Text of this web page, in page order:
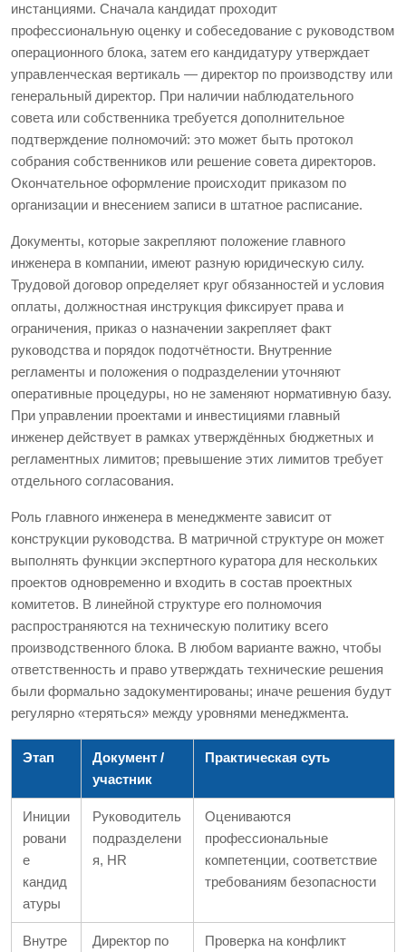
инстанциями. Сначала кандидат проходит
профессиональную оценку и собеседование с руководством
операционного блока, затем его кандидатуру утверждает
управленческая вертикаль — директор по производству или
генеральный директор. При наличии наблюдательного
совета или собственника требуется дополнительное
подтверждение полномочий: это может быть протокол
собрания собственников или решение совета директоров.
Окончательное оформление происходит приказом по
организации и внесением записи в штатное расписание.
Документы, которые закрепляют положение главного
инженера в компании, имеют разную юридическую силу.
Трудовой договор определяет круг обязанностей и условия
оплаты, должностная инструкция фиксирует права и
ограничения, приказ о назначении закрепляет факт
руководства и порядок подотчётности. Внутренние
регламенты и положения о подразделении уточняют
оперативные процедуры, но не заменяют нормативную базу.
При управлении проектами и инвестициями главный
инженер действует в рамках утверждённых бюджетных и
регламентных лимитов; превышение этих лимитов требует
отдельного согласования.
Роль главного инженера в менеджменте зависит от
конструкции руководства. В матричной структуре он может
выполнять функции экспертного куратора для нескольких
проектов одновременно и входить в состав проектных
комитетов. В линейной структуре его полномочия
распространяются на техническую политику всего
производственного блока. В любом варианте важно, чтобы
ответственность и право утверждать технические решения
были формально задокументированы; иначе решения будут
регулярно «теряться» между уровнями менеджмента.
Этап
Документ /
участник
Практическая суть
Иниции
ровани
е
кандид
атуры
Руководитель
подразделени
я, HR
Оцениваются
профессиональные
компетенции, соответствие
требованиям безопасности
Внутре
Директор по
Проверка на конфликт